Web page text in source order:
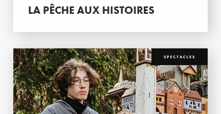
LA PÊCHE AUX HISTOIRES
SPECTACLES